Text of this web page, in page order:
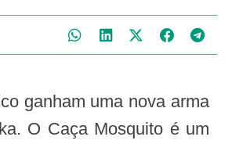
O Caça Mosquito é um